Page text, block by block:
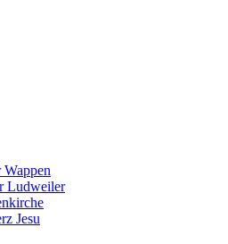
Ludweiler
Jesu